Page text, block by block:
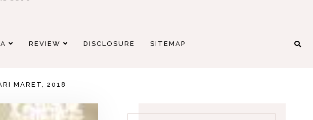
REVIEW DISCLOSURE SITEMAP
MARET, 2018